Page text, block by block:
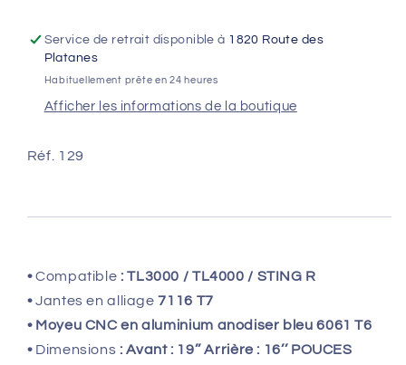
Service de retrait disponible à 1820 Route des
Platanes
Habituellement prête en 24 heures
Afficher les informations de la boutique
Réf. 129
• Compatible : TL3000 / TL4000 / STING R
• Jantes en alliage 7116 T7
• Moyeu CNC en aluminium anodiser bleu 6061 T6
• Dimensions : Avant : 19’’ Arrière : 16’’ POUCES